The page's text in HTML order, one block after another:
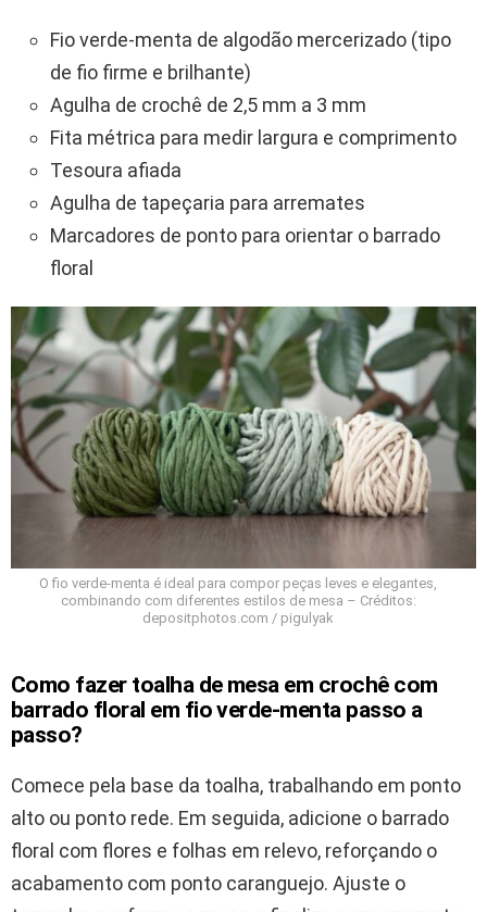
Fio verde-menta de algodão mercerizado (tipo
de fio firme e brilhante)
Agulha de crochê de 2,5 mm a 3 mm
Fita métrica para medir largura e comprimento
Tesoura afiada
Agulha de tapeçaria para arremates
Marcadores de ponto para orientar o barrado
floral
O fio verde-menta é ideal para compor peças leves e elegantes,
combinando com diferentes estilos de mesa – Créditos:
depositphotos.com / pigulyak
Como fazer toalha de mesa em crochê com
barrado floral em fio verde-menta passo a
passo?
Comece pela base da toalha, trabalhando em ponto
alto ou ponto rede. Em seguida, adicione o barrado
floral com flores e folhas em relevo, reforçando o
acabamento com ponto caranguejo. Ajuste o